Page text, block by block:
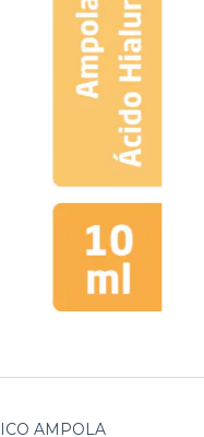
AMPOLA